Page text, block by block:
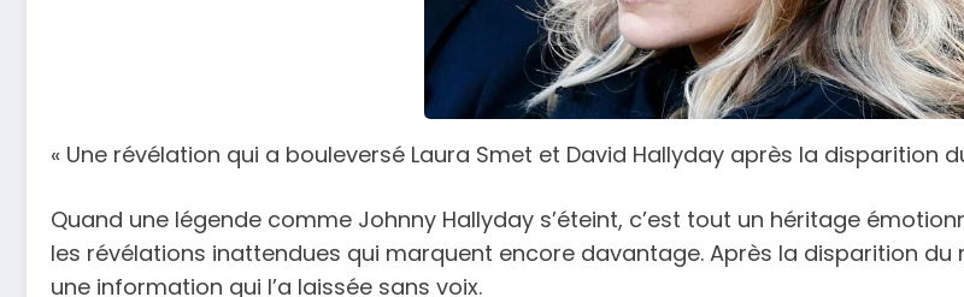
« Une révélation qui a bouleversé Laura Smet et David Hallyday après la disparition
Quand une légende comme Johnny Hallyday s’éteint, c’est tout un héritage
les révélations inattendues qui marquent encore davantage. Après la disparition du
une information qui l’a laissée sans voix.